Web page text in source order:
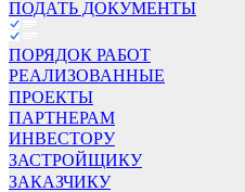
ПОДАТЬ ДОКУМЕНТЫ
ПОРЯДОК РАБОТ
РЕАЛИЗОВАННЫЕ
ПРОЕКТЫ
ПАРТНЕРАМ
ИНВЕСТОРУ
ЗАСТРОЙЩИКУ
ЗАКАЗЧИКУ